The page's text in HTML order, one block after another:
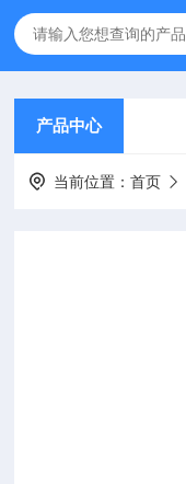
产品中心
当前位置：首页